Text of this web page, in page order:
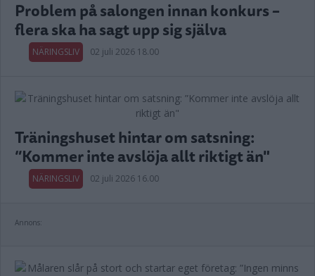
Problem på salongen innan konkurs –
flera ska ha sagt upp sig själva
NÄRINGSLIV 02 juli 2026 18.00
Träningshuset hintar om satsning:
”Kommer inte avslöja allt riktigt än"
NÄRINGSLIV 02 juli 2026 16.00
Annons: